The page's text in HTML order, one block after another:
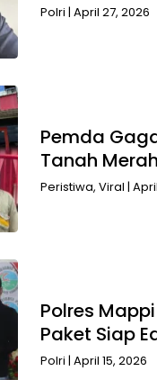
Polri |April 27, 2026
Pemda
Tanah
Peristiwa,Viral |
Polres
Paket Siap
Polri |April 15, 2026